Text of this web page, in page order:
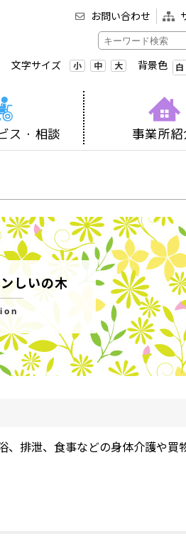
お問い合わせ
文字サイズ 小 中 大 背景色 白
ス・相談 事業所紹
しいの木
、排泄、食事などの身体介護や買